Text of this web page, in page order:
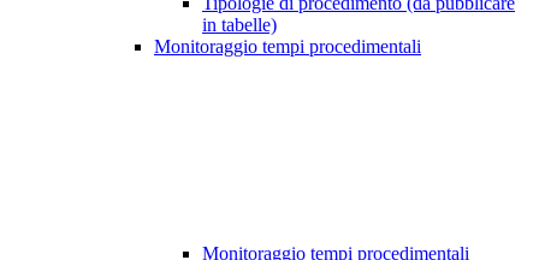
in tabelle)
Monitoraggio tempi procedimentali
Monitoraggio tempi procedimentali